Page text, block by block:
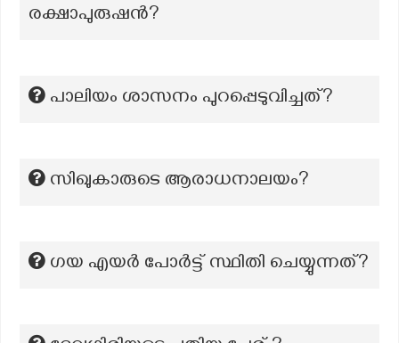
രക്ഷാപുരുഷൻ?
പാലിയം ശാസനം പുറപ്പെടുവിച്ചത്?
സിഖുകാരുടെ ആരാധനാലയം?
ഗയ എയർ പോർട്ട് സ്ഥിതി ചെയ്യുന്നത്?